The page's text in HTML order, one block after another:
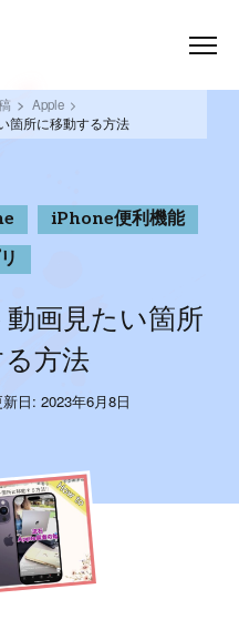
Apple
箇所に移動する方法
iPhone便利機能
画見たい箇所
方法
日: 2023年6月8日